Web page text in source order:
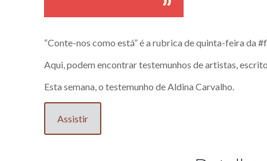
“Conte-nos como está” é a rubrica de quinta-feira da
Aqui, podem encontrar testemunhos de artistas,
Esta semana, o testemunho de Aldina Carvalho.
Assistir